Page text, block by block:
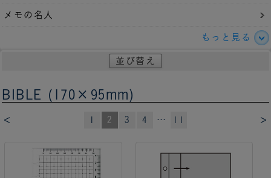
メモの名人
もっと見る
並び替え
BIBLE (170×95mm)
< >
1 2 3 4 … 11